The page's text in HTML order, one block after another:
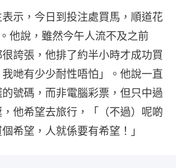
示，今日到投注處買馬，順道花
他說，雖然今午人流不及之前
誇張，他排了約半小時才成功買
哋有少少耐性唔怕」。他說一直
號碼，而非電腦彩票，但只中過
他希望去旅行，「（不過）呢啲
希望，人就係要有希望！」